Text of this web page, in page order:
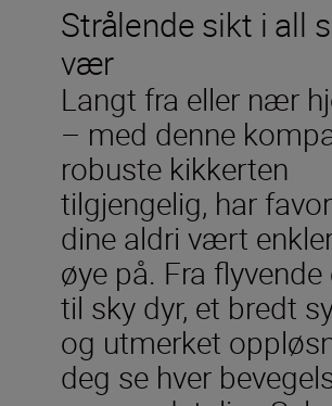
Strålende sikt i all
vær
Langt fra eller nær
– med denne
robuste kikkerten
tilgjengelig, har
dine aldri vært
øye på. Fra flyvende
til sky dyr, et bredt
og utmerket
deg se hver